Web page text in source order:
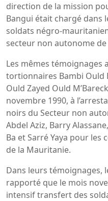
direction de la mission
Bangui était chargé dans
soldats négro-
secteur non autonome de
Les mêmes témoignages
tortionnaires Bambi Ould
Ould Zayed Ould
novembre 1990, à
noirs du Secteur non
Abdel Aziz, Barry
Ba et Sarré Yaya pour les
de la Mauritanie.
Dans leurs témoignages,
rapporté que le mois
intensif transfert des